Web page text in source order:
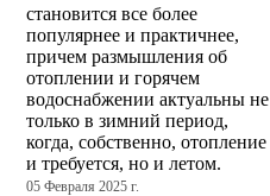
становится все более
популярнее и практичнее,
причем размышления об
отоплении и горячем
водоснабжении актуальны не
только в зимний период,
когда, собственно, отопление
и требуется, но и летом.
05 Февраля 2025 г.